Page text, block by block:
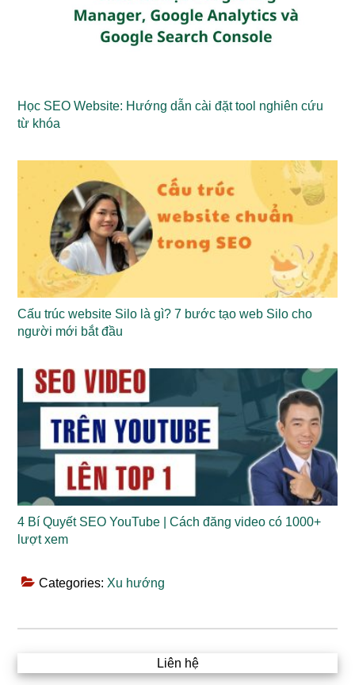
Học SEO Website: Hướng dẫn cài đặt tool nghiên cứu
từ khóa
Cấu trúc website Silo là gì? 7 bước tạo web Silo cho
người mới bắt đầu
4 Bí Quyết SEO YouTube | Cách đăng video có 1000+
lượt xem
Categories: Xu hướng
Liên hệ